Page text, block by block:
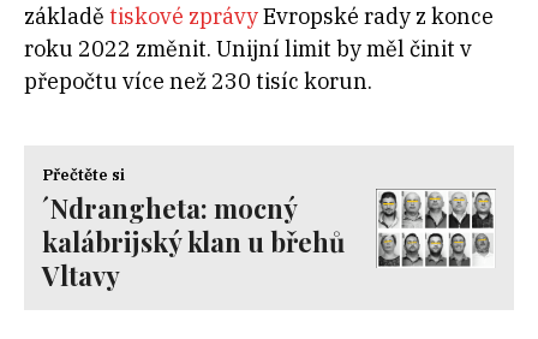
základě tiskové zprávyEvropské rady z konce
roku 2022 změnit. Unijní limit by měl činit v
přepočtu více než 230 tisíc korun.
Přečtěte si
´Ndrangheta: mocný
kalábrijský klan u břehů
Vltavy